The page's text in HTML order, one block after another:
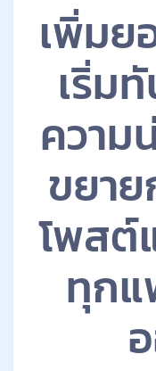
เพิ่มย
เริ่ม
ความ
ขยาย
โพสต์
ทุก